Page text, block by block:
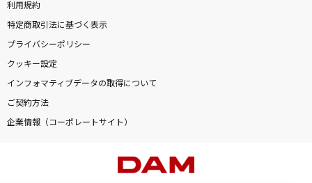
利用規約
特定商取引法に基づく表示
プライバシーポリシー
クッキー設定
インフォマティブデータの取得について
ご契約方法
企業情報（コーポレートサイト）